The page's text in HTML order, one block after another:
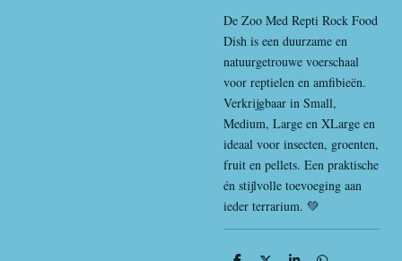
De Zoo Med Repti Rock Food
Dish is een duurzame en
natuurgetrouwe voerschaal
voor reptielen en amfibieën.
Verkrijgbaar in Small,
Medium, Large en XLarge en
ideaal voor insecten, groenten,
fruit en pellets. Een praktische
én stijlvolle toevoeging aan
ieder terrarium. 💚